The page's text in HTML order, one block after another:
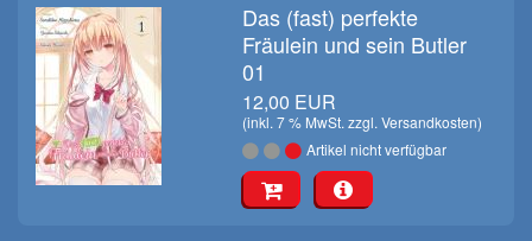
Das (fast) perfekte
Fräulein und sein Butler
01
12,00 EUR
(inkl. 7 % MwSt. zzgl.Versandkosten)
Artikel nicht verfügbar